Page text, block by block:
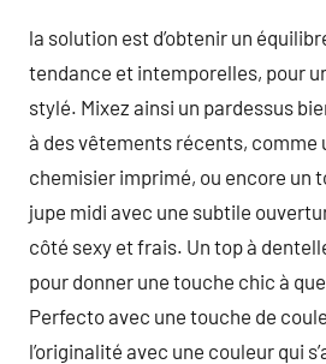
la solution est d’obtenir un
tendance et intemporelles, pour
stylé. Mixez ainsi un pardessus
à des vêtements récents, comme
chemisier imprimé, ou encore un
jupe midi avec une subtile
côté sexy et frais. Un top à
pour donner une touche chic à
Perfecto avec une touche de
l’originalité avec une couleur qui